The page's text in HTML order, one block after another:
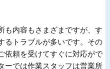
も内容もさまざまですが、す
るトラブルが多いです。その
依頼を受けてすぐに対応がで
ーでは作業スタッフは営業所